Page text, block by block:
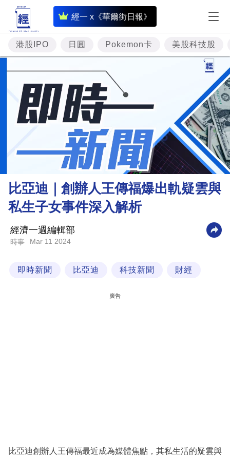
經一 x《華爾街日報》
即
時
財
經
專
題
投
資
樓
市
財
商
業
科
區
港股IPO 日圓 Pokemon卡 美股科技股
比亞迪｜創辦人王傳福爆出軌疑雲與
私生子女事件深入解析
經濟一週編輯部
時事 Mar 11 2024
即時新聞 比亞迪 科技新聞 財經
廣告
比亞迪創辦人王傳福最近成為媒體焦點，其私生活的疑雲與